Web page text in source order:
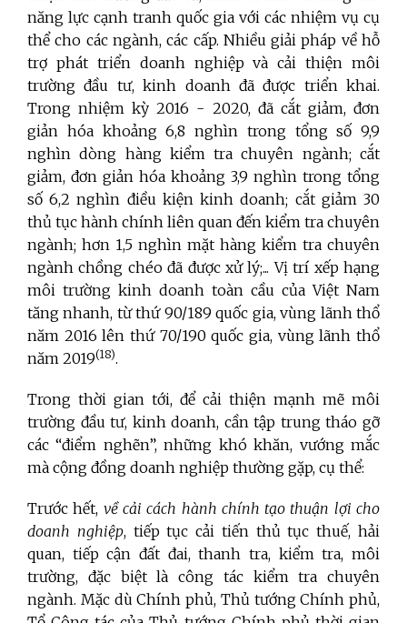
năng lực cạnh tranh quốc gia với các nhiệm vụ cụ
thể cho các ngành, các cấp. Nhiều giải pháp về hỗ
trợ phát triển doanh nghiệp và cải thiện môi
trường đầu tư, kinh doanh đã được triển khai.
Trong nhiệm kỳ 2016 - 2020, đã cắt giảm, đơn
giản hóa khoảng 6,8 nghìn trong tổng số 9,9
nghìn dòng hàng kiểm tra chuyên ngành; cắt
giảm, đơn giản hóa khoảng 3,9 nghìn trong tổng
số 6,2 nghìn điều kiện kinh doanh; cắt giảm 30
thủ tục hành chính liên quan đến kiểm tra chuyên
ngành; hơn 1,5 nghìn mặt hàng kiểm tra chuyên
ngành chồng chéo đã được xử lý;... Vị trí xếp hạng
môi trường kinh doanh toàn cầu của Việt Nam
tăng nhanh, từ thứ 90/189 quốc gia, vùng lãnh thổ
năm 2016 lên thứ 70/190 quốc gia, vùng lãnh thổ
năm 2019(18).
Trong thời gian tới, để cải thiện mạnh mẽ môi
trường đầu tư, kinh doanh, cần tập trung tháo gỡ
các “điểm nghẽn”, những khó khăn, vướng mắc
mà cộng đồng doanh nghiệp thường gặp, cụ thể:
Trước hết, về cải cách hành chính tạo thuận lợi cho
doanh nghiệp, tiếp tục cải tiến thủ tục thuế, hải
quan, tiếp cận đất đai, thanh tra, kiểm tra, môi
trường, đặc biệt là công tác kiểm tra chuyên
ngành. Mặc dù Chính phủ, Thủ tướng Chính phủ,